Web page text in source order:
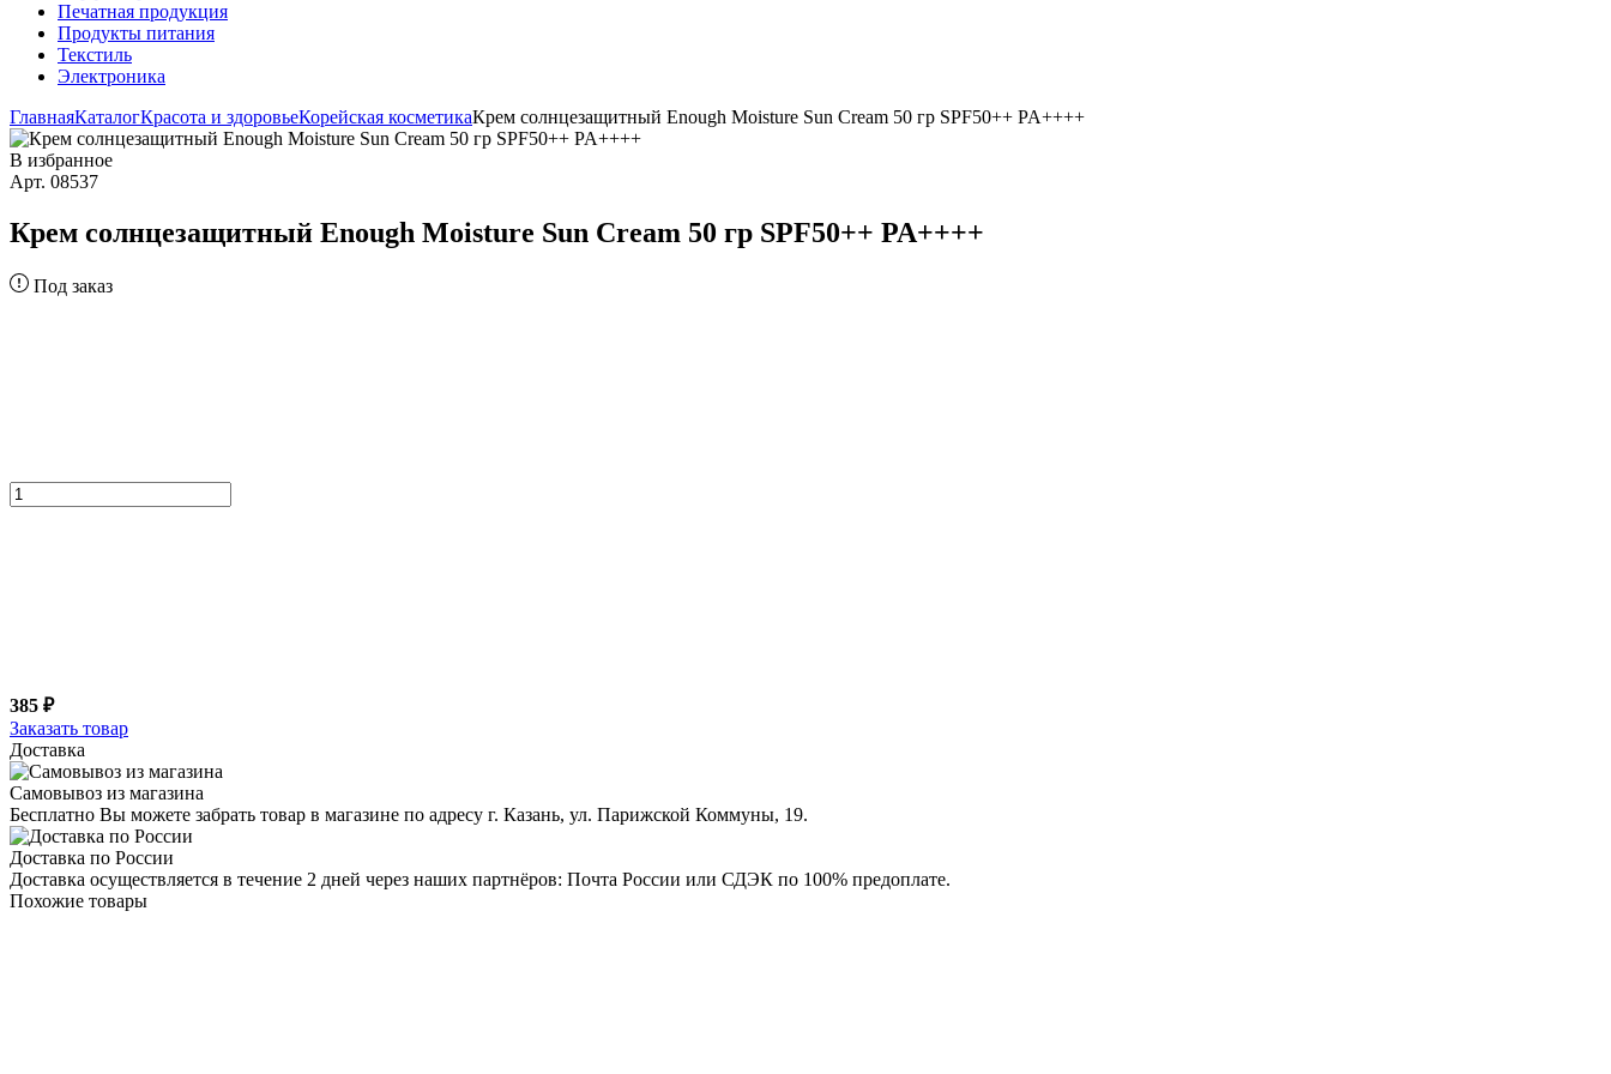
Печатная продукция
Продукты питания
Текстиль
Электроника
ГлавнаяКаталогКрасота и здоровьеКорейская косметикаКрем солнцезащитный Enough Moisture Sun Cream 50 гр SPF50++ PA++++
В избранное
Арт. 08537
Крем солнцезащитный Enough Moisture Sun Cream 50 гр SPF50++ PA++++
Под заказ
385 ₽
Заказать товар
Доставка
Самовывоз из магазина
Бесплатно Вы можете забрать товар в магазине по адресу г. Казань, ул. Парижской Коммуны, 19.
Доставка по России
Доставка осуществляется в течение 2 дней через наших партнёров: Почта России или СДЭК по 100% предоплате.
Похожие товары